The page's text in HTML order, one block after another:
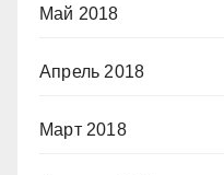
Май 2018
Апрель 2018
Март 2018